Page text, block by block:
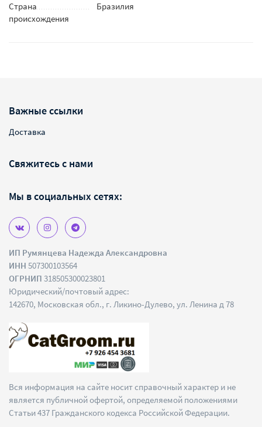
Страна
происхождения
Бразилия
Вся информация на сайте носит справочный характер и не
является публичной офертой, определяемой положениями
Статьи 437 Гражданского кодекса Российской Федерации.
Важные ссылки
Доставка
Свяжитесь с нами
Мы в социальных сетях:
ИП Румянцева Надежда Александровна
ИНН 507300103564
ОГРНИП 318505300023801
Юридический/почтовый адрес:
142670, Московская обл., г. Ликино-Дулево, ул. Ленина д 78